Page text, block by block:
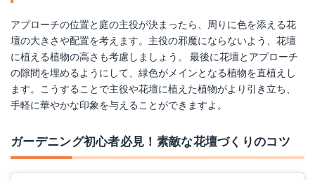
アプローチの位置と庭の主役が決まったら、周りに色を添える花
壇の大きさや配置を考えます。主役の邪魔にならないよう、花壇
に植える植物の高さも考慮しましょう。 最後に花壇とアプローチ
の隙間を埋めるようにして、緑色がメインとなる植物を直植えし
ます。こうすることで主役や花壇に植えた植物がより引き立ち、
手軽に華やかな印象を与えることができますよ。
ガーデニング初心者必見！素敵な花壇づくりのコツ